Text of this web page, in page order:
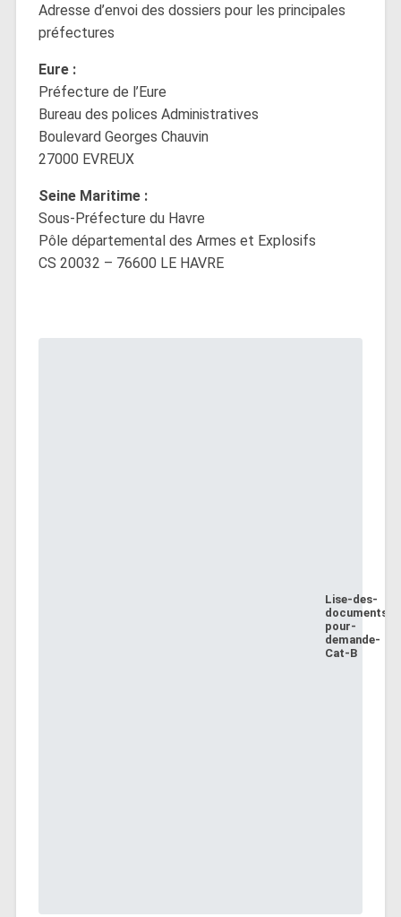
Adresse d’envoi des dossiers pour les principales
préfectures
Eure :
Préfecture de l’Eure
Bureau des polices Administratives
Boulevard Georges Chauvin
27000 EVREUX
Seine Maritime :
Sous-Préfecture du Havre
Pôle départemental des Armes et Explosifs
CS 20032 – 76600 LE HAVRE
Lise-des-
documents-
pour-
demande-
Cat-B